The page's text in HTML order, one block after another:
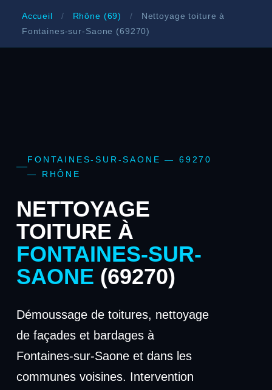
Accueil / Rhône (69) /
Nettoyage toiture à
Fontaines-sur-Saone (69270)
FONTAINES-SUR-SAONE — 69270
— RHÔNE
NETTOYAGE
TOITURE À
FONTAINES-SUR-
SAONE (69270)
Démoussage de toitures, nettoyage
de façades et bardages à
Fontaines-sur-Saone et dans les
communes voisines. Intervention